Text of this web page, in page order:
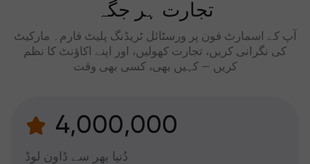
تجارت ہر جگہ
آپ کے اسمارٹ فون پر ورسٹائل ٹریڈنگ پلیٹ فارم۔ مارکیٹ
کی نگرانی کریں، تجارت کھولیں، اور اپنے اکاؤنٹ کا نظم
کریں — کہیں بھی، کسی بھی وقت
4,000,000
دُنیا بھر سے ڈاون لوڈ